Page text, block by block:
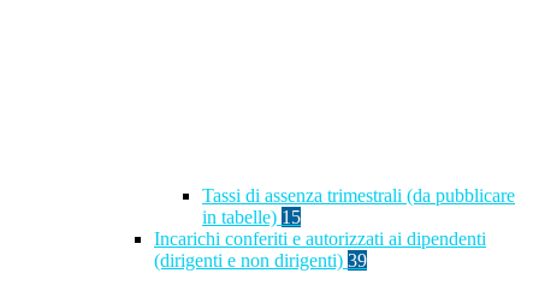
Tassi di assenza trimestrali (da pubblicare
in tabelle) 15
Incarichi conferiti e autorizzati ai dipendenti
(dirigenti e non dirigenti) 39